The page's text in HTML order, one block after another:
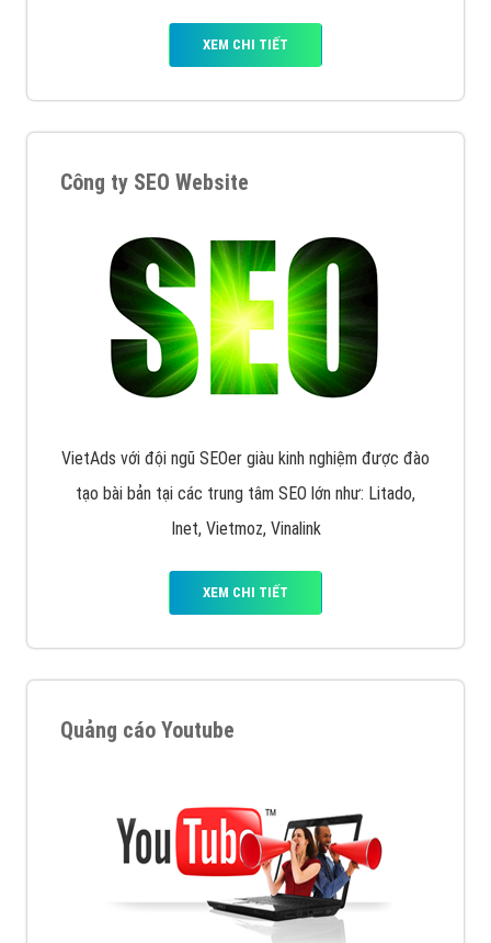
XEM CHI TIẾT
Công ty SEO Website
VietAds với đội ngũ SEOer giàu kinh nghiệm được đào
tạo bài bản tại các trung tâm SEO lớn như: Litado,
Inet, Vietmoz, Vinalink
XEM CHI TIẾT
Quảng cáo Youtube